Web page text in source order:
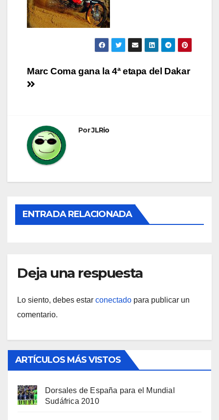
Navegación
Marc Coma gana la 4ª etapa del Dakar
PorJLRio
ENTRADA RELACIONADA
Deja una respuesta
Lo siento, debes estar conectado para publicar un
comentario.
ARTÍCULOS MÁS VISTOS
Dorsales de España para el Mundial
Sudáfrica 2010